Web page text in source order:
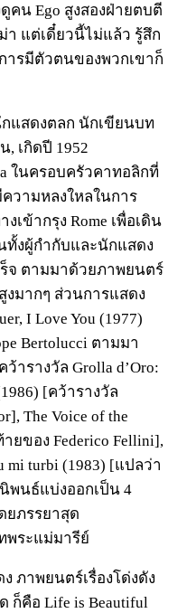
คน Ego สูงสองฝ่ายตบตี
า แต่เดี๋ยวนี้ไม่แล้ว รู้สึก
ารมีตัวตนของพวกเขาก็
กแสดงตลก นักเขียนบท
เกิดปี 1952
ในครอบครัวคาทอลิกที่
ความหลงใหลในการ
เข้ากรุง Rome เพื่อเดิน
งผู้กำกับและนักแสดง
จ ตามมาด้วยภาพยนตร์
งมากๆ ส่วนการแสดง
I Love You (1977)
Bertolucci ตามมา
ารางวัล Grolla d’Oro:
[คว้ารางวัล
The Voice of the
ยของ Federico Fellini],
mi turbi (1983) [แปลว่า
พนธ์แบ่งออกเป็น 4
ยภรรยาสุด
พระแม่มารีย์
ภาพยนตร์เรื่องโด่งดัง
ก็คือ Life is Beautiful